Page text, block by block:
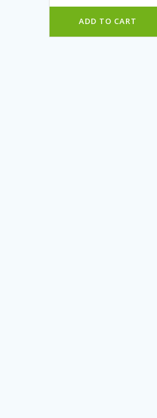
ADD TO CART